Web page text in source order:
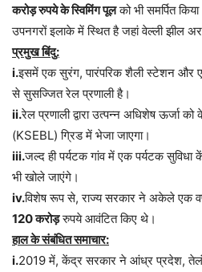
करोड़ रुपये के स्विमिंग पूलको भी समर्पित
उपनगरों इलाके में स्थित है जहां वेल्ली झील
प्रमुख बिंदु:
i.इसमें एक सुरंग, पारंपरिक शैली स्टेशन और
से सुसज्जित रेल प्रणाली है।
ii.रेल प्रणाली द्वारा उत्पन्न अधिशेष ऊर्जा को
(KSEBL) ग्रिड में भेजा जाएगा।
iii.जल्द ही पर्यटक गांव में एक पर्यटक
भी खोले जाएंगे।
iv.विशेष रूप से, राज्य सरकार ने अकेले एक
120 करोड़रुपये आवंटित किए थे।
हाल के संबंधित समाचार:
i.2019 में, केंद्र सरकार ने आंध्र प्रदेश,